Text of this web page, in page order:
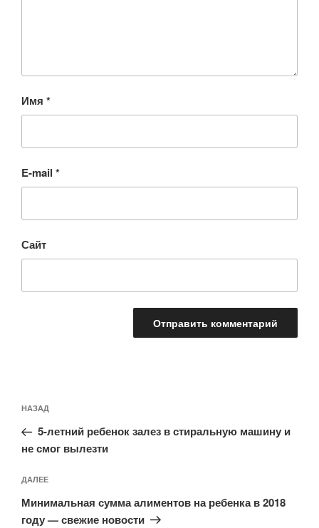
Имя *
E-mail *
Сайт
по
записям
Предыдущая
запись:
НАЗАД
5-летний ребенок залез в стиральную машину и
не смог вылезти
Следующая
запись
ДАЛЕЕ
Минимальная сумма алиментов на ребенка в 2018
году — свежие новости